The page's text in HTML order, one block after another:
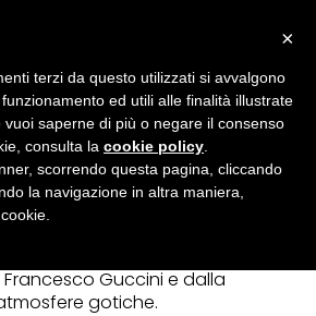
Trombaccia
1996, ha conseguito la
con lode in Storia
l’Università La Sapienza.
di scrittura creativa, è stata
al Premio letterario
Lettrice onnivora e
Guccini e dalla
gotiche.
×
terzi da questo utilizzati si avvalgono
ed utili alle finalità illustrate
vuoi saperne di più o negare il consenso
consulta la cookie policy
scorrendo questa pagina, cliccando
la navigazione in altra maniera,